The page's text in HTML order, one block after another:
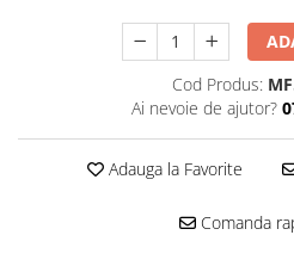
Cod Produs:
Ai nevoie de ajutor?
Adauga la Favorite
Comanda